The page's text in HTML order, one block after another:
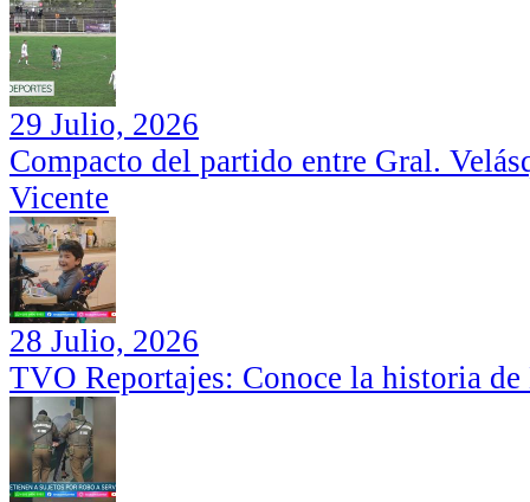
29 Julio, 2026
Compacto del partido entre Gral.
Vicente
28 Julio, 2026
TVO Reportajes: Conoce la historia